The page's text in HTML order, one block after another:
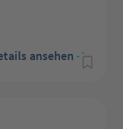
ansehen